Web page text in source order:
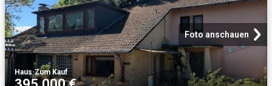
Foto anschauen
Haus·Zum Kauf